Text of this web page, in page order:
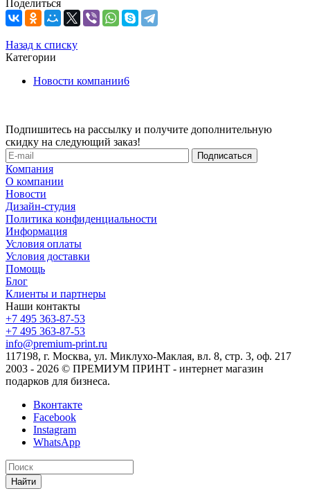
Поделиться
Назад к списку
Категории
Новости компании6
Подпишитесь на рассылку и получите дополнительную
скидку на следующий заказ!
Компания
О компании
Новости
Дизайн-студия
Политика конфиденциальности
Информация
Условия оплаты
Условия доставки
Помощь
Блог
Клиенты и партнеры
Наши контакты
+7 495 363-87-53
+7 495 363-87-53
info@premium-print.ru
117198, г. Москва, ул. Миклухо-Маклая, вл. 8, стр. 3, оф. 217
2003 - 2026 © ПРЕМИУМ ПРИНТ - интернет магазин
подарков для бизнеса.
Вконтакте
Facebook
Instagram
WhatsApp
Найти